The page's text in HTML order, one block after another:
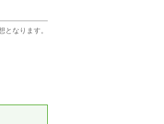
なります。